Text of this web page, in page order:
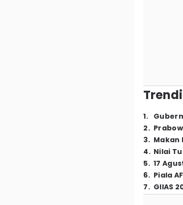
1.
2.
3. Makan
4. Nilai
5. 17
6. Piala
7. GIIAS